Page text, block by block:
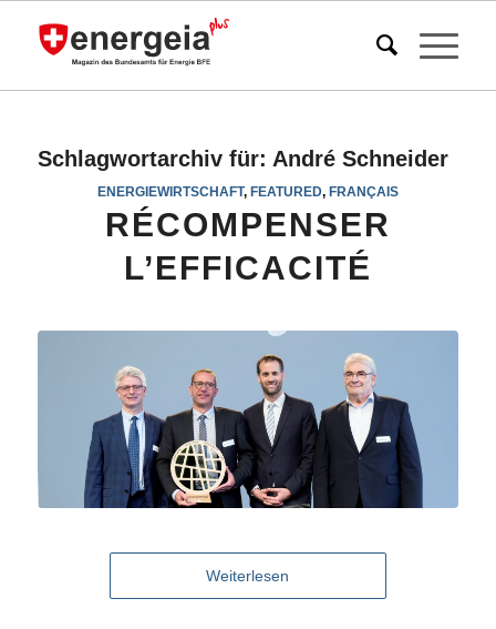
Schlagwortarchiv für: André Schneider
ENERGIEWIRTSCHAFT, FEATURED, FRANÇAIS
RÉCOMPENSER
L’EFFICACITÉ
Weiterlesen